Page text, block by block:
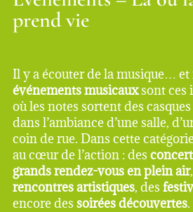
prend vie
Il y a écouter de la musique… et
événements musicauxsont ces
où les notes sortent des
dans l’ambiance d’une salle,
coin de rue. Dans cette
au cœur de l’action : des
grands rendez-vous en plein air
rencontres artistiques, des
encore des soirées découvertes.